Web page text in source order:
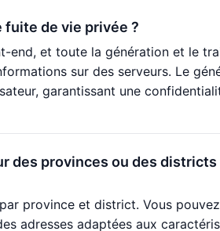
de vie privée ?
end, et toute la génération et le
sur des serveurs. Le
garantissant une
des provinces ou des districts
province et district. Vous pouvez
adresses adaptées aux